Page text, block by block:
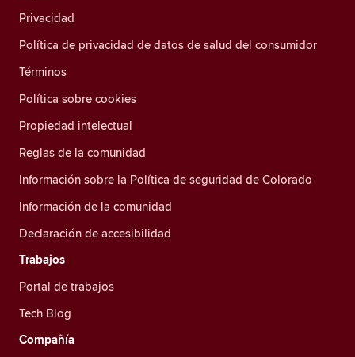
Privacidad
Política de privacidad de datos de salud del consumidor
Términos
Política sobre cookies
Propiedad intelectual
Reglas de la comunidad
Información sobre la Política de seguridad de Colorado
Información de la comunidad
Declaración de accesibilidad
Trabajos
Portal de trabajos
Tech Blog
Compañía